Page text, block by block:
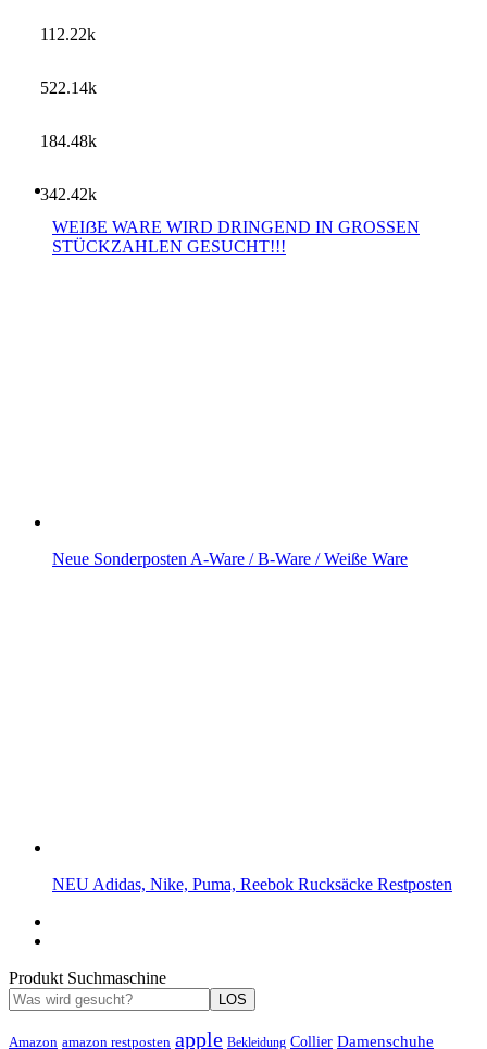
WEIẞE WARE WIRD DRINGEND IN GROSSEN
STÜCKZAHLEN GESUCHT!!!
Neue Sonderposten A-Ware / B-Ware / Weiße Ware
NEU Adidas, Nike, Puma, Reebok Rucksäcke Restposten
Produkt Suchmaschine
LOS
Amazon amazon restposten apple Bekleidung Collier Damenschuhe
112.22k
522.14k
184.48k
342.42k